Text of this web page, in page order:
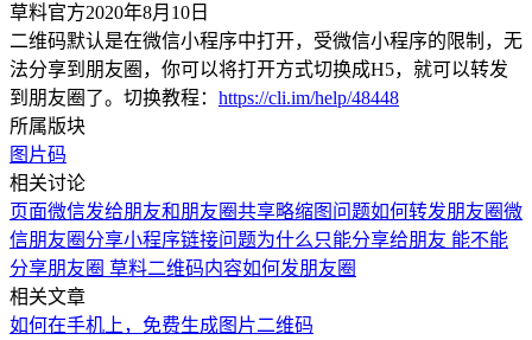
草料官方2020年8月10日
二维码默认是在微信小程序中打开，受微信小程序的限制，无
法分享到朋友圈，你可以将打开方式切换成H5，就可以转发
到朋友圈了。切换教程： https://cli.im/help/48448
所属版块
图片码
相关讨论
页面微信发给朋友和朋友圈共享略缩图问题如何转发朋友圈微
信朋友圈分享小程序链接问题为什么只能分享给朋友 能不能
分享朋友圈 草料二维码内容如何发朋友圈
相关文章
如何在手机上，免费生成图片二维码